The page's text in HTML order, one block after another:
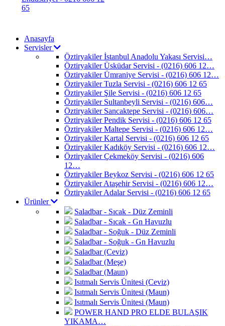
Anasayfa
Servisler
Öztiryakiler İstanbul Anadolu Yakası Servisi…
Öztiryakiler Üsküdar Servisi - (0216) 606 12…
Öztiryakiler Ümraniye Servisi - (0216) 606 12…
Öztiryakiler Tuzla Servisi - (0216) 606 12 65
Öztiryakiler Şile Servisi - (0216) 606 12 65
Öztiryakiler Sultanbeyli Servisi - (0216) 606…
Öztiryakiler Sancaktepe Servisi - (0216) 606…
Öztiryakiler Pendik Servisi - (0216) 606 12 65
Öztiryakiler Maltepe Servisi - (0216) 606 12…
Öztiryakiler Kartal Servisi - (0216) 606 12 65
Öztiryakiler Kadıköy Servisi - (0216) 606 12…
Öztiryakiler Çekmeköy Servisi - (0216) 606
12…
Öztiryakiler Beykoz Servisi - (0216) 606 12 65
Öztiryakiler Ataşehir Servisi - (0216) 606 12…
Öztiryakiler Adalar Servisi - (0216) 606 12 65
Ürünler
Saladbar - Sıcak - Düz Zeminli
Saladbar - Sıcak - Gn Havuzlu
Saladbar - Soğuk - Düz Zeminli
Saladbar - Soğuk - Gn Havuzlu
Saladbar (Ceviz)
Saladbar (Meşe)
Saladbar (Maun)
Isıtmalı Servis Ünitesi (Ceviz)
Isıtmalı Servis Ünitesi (Maun)
Isıtmalı Servis Ünitesi (Maun)
POWER HAND PRO ELDE BULAŞIK
YIKAMA…